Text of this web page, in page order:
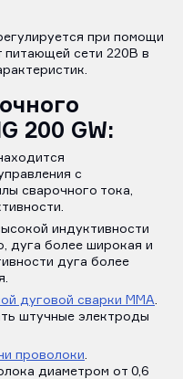
при помощи
питающей сети 220В в
200 GW:
с
сварочного тока,
индуктивности
дуга более широкая и
дуга более
дуговой сварки MMA
штучные электроды
проволоки
диаметром от 0,6